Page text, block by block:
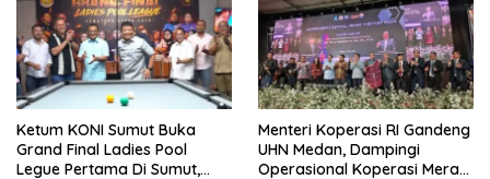
Ketum KONI Sumut Buka
Grand Final Ladies Pool
Legue Pertama Di Sumut,
Menteri Koperasi RI Gandeng
UHN Medan, Dampingi
Operasional Koperasi Merah